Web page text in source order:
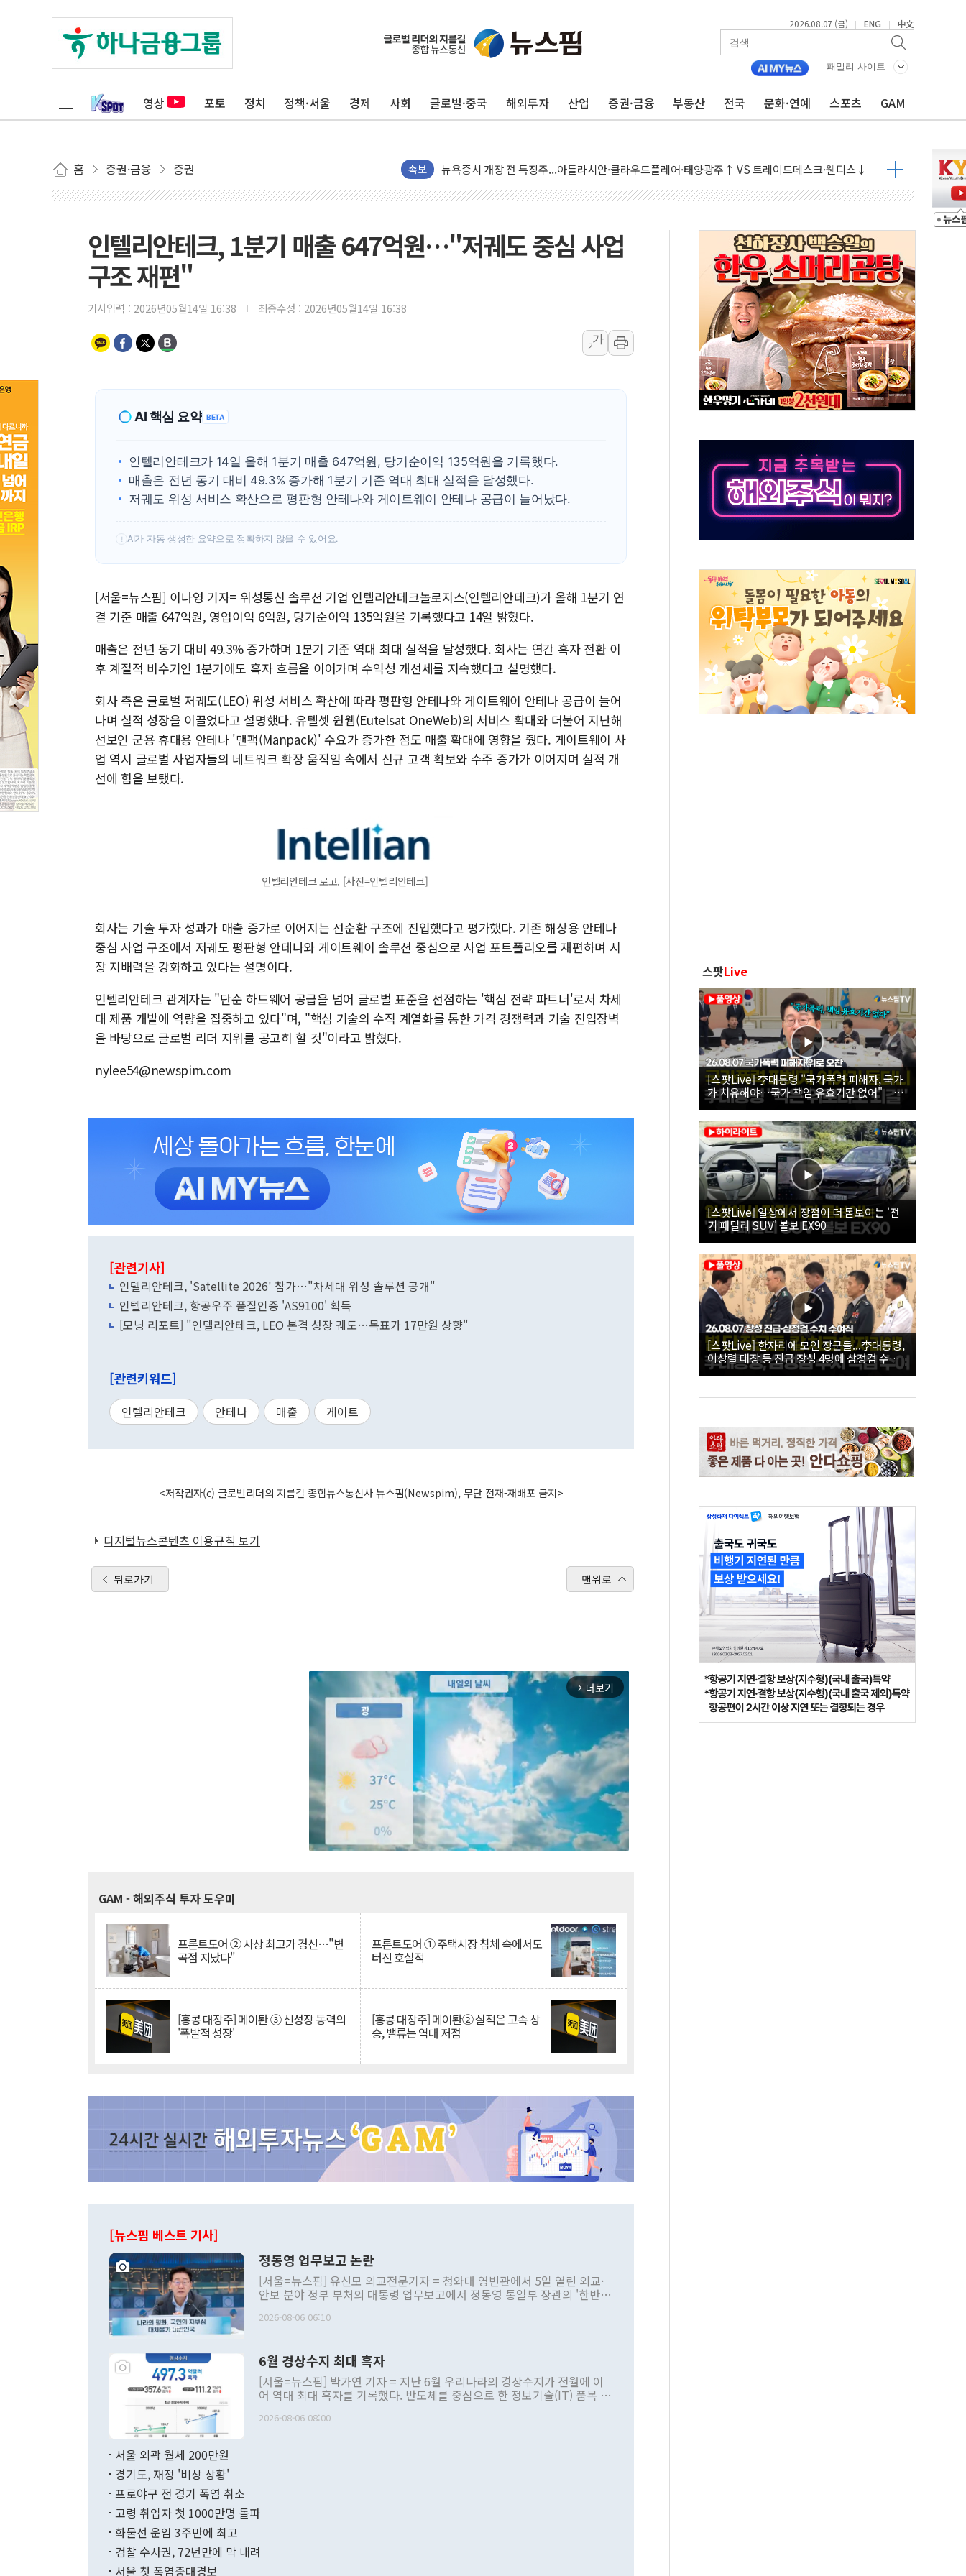
2026.08.07 (금) | ENG | 中文
패밀리 사이트
영상 포토 정치 정책·서울 경제 사회 글로벌·중국 해외투자 산업 증권·금융 부동산 전국 문화·연예 스포츠 GAM
홈 증권·금융 증권 속보
[종합] 美 7월 고용 2만3000명 감소 '쇼크'…9월 금리 인상 기대 후퇴
뉴욕증시 개장 전 특징주...아틀라시안·클라우드플레어·태양광주↑ VS 트레이드데스크·웬디스↓
트럼프 "금리 내려야"…파월 때와 달리 워시엔 톤 낮춰
李 "해남 태양광, 대한민국 다음 100년 밑거름…수도권 집중 완화 전환점"
李 대통령, '6시간 마라톤 부동산 2차 회의' 주재… "전폭적 공급 확대·속도전 총력"
이란와이어 "이란 최고지도자 위독…곧 사망해도 놀랍지 않아"
남동발전, 해남군에 국내 최대 규모 400MW 태양광 착공…여의도 1.6배 규모
[인도증시] 중동 불안 속 유가 상승에 소폭 하락...금융주 낙폭 커
황희 '폐버스 청년주택' SNS 글 역풍에 "정부정책 아냐" 해명
사우디·튀르키예·파키스탄, '공동방위협정' 체결… 수니파 국가들의 새 안보 협력 구도
신길동 신축도 3.3㎡당 7250만원…써밋 클라비온 59㎡ 18억원대
용산공원·그린벨트로 또 충돌…반복되는 국토부-서울시 '정책 엇박자'
[AI 부동산 투데이] 특공 전략도 '극과 극'…생애최초만 경쟁 치열
인텔리안테크, 1분기 매출 647억원…"저궤도 중심 사업
구조 재편"
기사입력 : 2026년05월14일 16:38 최종수정 : 2026년05월14일 16:38
가
가
AI 핵심 요약 BETA
인텔리안테크가 14일 올해 1분기 매출 647억원, 당기순이익 135억원을 기록했다.
매출은 전년 동기 대비 49.3% 증가해 1분기 기준 역대 최대 실적을 달성했다.
저궤도 위성 서비스 확산으로 평판형 안테나와 게이트웨이 안테나 공급이 늘어났다.
! AI가 자동 생성한 요약으로 정확하지 않을 수 있어요.
[서울=뉴스핌] 이나영 기자= 위성통신 솔루션 기업 인텔리안테크놀로지스(인텔리안테크)가 올해 1분기 연
결 기준 매출 647억원, 영업이익 6억원, 당기순이익 135억원을 기록했다고 14일 밝혔다.
매출은 전년 동기 대비 49.3% 증가하며 1분기 기준 역대 최대 실적을 달성했다. 회사는 연간 흑자 전환 이
후 계절적 비수기인 1분기에도 흑자 흐름을 이어가며 수익성 개선세를 지속했다고 설명했다.
회사 측은 글로벌 저궤도(LEO) 위성 서비스 확산에 따라 평판형 안테나와 게이트웨이 안테나 공급이 늘어
나며 실적 성장을 이끌었다고 설명했다. 유텔셋 원웹(Eutelsat OneWeb)의 서비스 확대와 더불어 지난해
선보인 군용 휴대용 안테나 '맨팩(Manpack)' 수요가 증가한 점도 매출 확대에 영향을 줬다. 게이트웨이 사
업 역시 글로벌 사업자들의 네트워크 확장 움직임 속에서 신규 고객 확보와 수주 증가가 이어지며 실적 개
선에 힘을 보탰다.
인텔리안테크 로고. [사진=인텔리안테크]
회사는 기술 투자 성과가 매출 증가로 이어지는 선순환 구조에 진입했다고 평가했다. 기존 해상용 안테나
중심 사업 구조에서 저궤도 평판형 안테나와 게이트웨이 솔루션 중심으로 사업 포트폴리오를 재편하며 시
장 지배력을 강화하고 있다는 설명이다.
인텔리안테크 관계자는 "단순 하드웨어 공급을 넘어 글로벌 표준을 선점하는 '핵심 전략 파트너'로서 차세
대 제품 개발에 역량을 집중하고 있다"며, "핵심 기술의 수직 계열화를 통한 가격 경쟁력과 기술 진입장벽
을 바탕으로 글로벌 리더 지위를 공고히 할 것"이라고 밝혔다.
nylee54@newspim.com
[관련기사]
인텔리안테크, 'Satellite 2026' 참가…"차세대 위성 솔루션 공개"
인텔리안테크, 항공우주 품질인증 'AS9100' 획득
[모닝 리포트] "인텔리안테크, LEO 본격 성장 궤도…목표가 17만원 상향"
[관련키워드]
인텔리안테크 안테나 매출 게이트
<저작권자(c) 글로벌리더의 지름길 종합뉴스통신사 뉴스핌(Newspim), 무단 전재-재배포 금지>
디지털뉴스콘텐츠 이용규칙 보기
뒤로가기 맨위로
arrow_forward_ios 더보기
GAM - 해외주식 투자 도우미
프론트도어 ② 사상 최고가 경신…"변
곡점 지났다"
프론트도어 ① 주택시장 침체 속에서도
터진 호실적
[홍콩 대장주] 메이퇀 ③ 신성장 동력의
'폭발적 성장'
[홍콩 대장주] 메이퇀② 실적은 고속 상
승, 밸류는 역대 저점
[뉴스핌 베스트 기사]
정동영 업무보고 논란
[서울=뉴스핌] 유신모 외교전문기자 = 청와대 영빈관에서 5일 열린 외교·
안보 분야 정부 부처의 대통령 업무보고에서 정동영 통일부 장관의 '한반도
발언 중에는 정부 내 조율을 거치지 않은 사안을 정책으로 추진하겠다고 공
주의적 희망에 근거한 비현실적 구상'이라는 비판을 내놨다. 그동안 정 장
관의 대북 정책 관련 발언이 물의를 빚은 적은 여러 번 있지만 대통령과 유
관 부처 장관이 공개적으로 부정적 입장을 표명한 것은 이례적이다. 정 장
관의 무리한 대북 접근법과 월권을 제어해야 한다는 목소리도 높아지고 있
다. [정동영 통일부 장관이 지난달 23일 오후 서울 종로구 정부서울청사에
무너졌다고도 했다. 또 "현 시점에서 흘러간 선(先)비핵화만 되뇌는 것은
함께 4자 대화의 동력을 확보하기 위해 최선을 다할 것"이라고 말했다. 하
2026-08-06 06:10
6월 경상수지 최대 흑자
[서울=뉴스핌] 박가연 기자 = 지난 6월 우리나라의 경상수지가 전월에 이
어 역대 최대 흑자를 기록했다. 반도체를 중심으로 한 정보기술(IT) 품목 수
료=한국은행] 한국은행이 6일 발표한 '2026년 6월 국제수지(잠정)'에 따르
며 월간 기준 처음으로 1000억달러를 넘어섰다. 상품수입은 644억8000만
196.9% 급증했고 컴퓨터·주변기기(SSD)는 282.7% 증가했다. IT 품목
수출은 160.4% 늘었으며 비IT 품목도 ▲석유제품(47.5%) ▲화공품
2026-08-06 08:00
서울 외곽 월세 200만원
경기도, 재정 '비상 상황'
프로야구 전 경기 폭염 취소
고령 취업자 첫 1000만명 돌파
화물선 운임 3주만에 최고
검찰 수사권, 72년만에 막 내려
서울 첫 폭염중대경보
스팟Live
[스팟Live] 李대통령 "국가폭력 피해자, 국가
가 치유해야…국가 책임 유효기간 없어"｜
26.08.07 국가폭력 피해자 위로 오찬
[스팟Live] 일상에서 장점이 더 돋보이는 '전
기 패밀리 SUV' 볼보 EX90
[스팟Live] 한자리에 모인 장군들...李대통령,
이상렬 대장 등 진급 장성 4명에 삼정검 수치
직접 수여｜26.08.07 장성 진급·삼정검 수치